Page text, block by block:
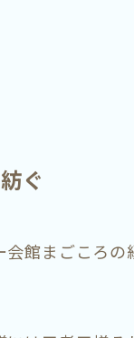
ぐ
会館まごころ